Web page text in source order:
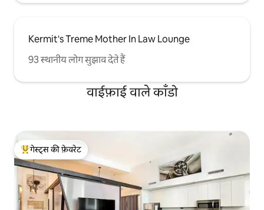
Kermit's Treme Mother In Law Lounge
93 स्थानीय लोग सुझाव देते हैं
वाईफ़ाई वाले काँडो
गेस्ट्स का टॉप फ़ेवरेट
गेस्ट्स की फ़ेवरेट